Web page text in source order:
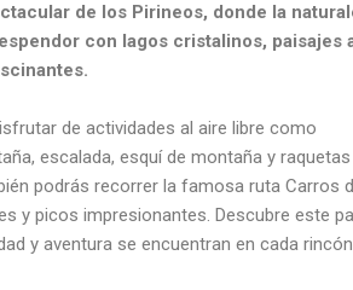
de los Pirineos, donde la
con lagos cristalinos, paisajes
de actividades al aire libre como
escalada, esquí de montaña y raquetas
podrás recorrer la famosa ruta Carros
y picos impresionantes. Descubre este
y aventura se encuentran en cada